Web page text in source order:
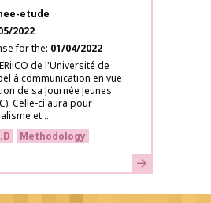
etude
2022
for the 01/04/2022
de l'Université de
à communication en vue
de sa Journée Jeunes
Celle-ci aura pour
et...
Methodology
Learn more